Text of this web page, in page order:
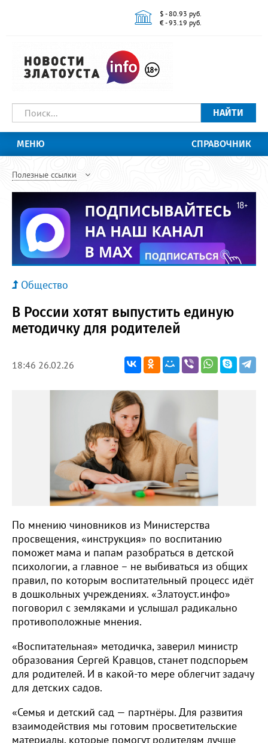
$ - 80.93 руб.
€ - 93.19 руб.
НАЙТИ
МЕНЮ СПРАВОЧНИК
Полезные ссылки
Общество
В России хотят выпустить единую
методичку для родителей
18:46 26.02.26
По мнению чиновников из Министерства
просвещения, «инструкция» по воспитанию
поможет мама и папам разобраться в детской
психологии, а главное – не выбиваться из общих
правил, по которым воспитательный процесс идёт
в дошкольных учреждениях. «Златоуст.инфо»
поговорил с земляками и услышал радикально
противоположные мнения.
«Воспитательная» методичка, заверил министр
образования Сергей Кравцов, станет подспорьем
для родителей. И в какой-то мере облегчит задачу
для детских садов.
«Семья и детский сад — партнёры. Для развития
взаимодействия мы готовим просветительские
материалы, которые помогут родителям лучше